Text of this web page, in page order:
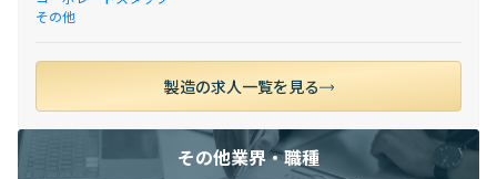
その他
製造の求人一覧を見る
その他業界・職種